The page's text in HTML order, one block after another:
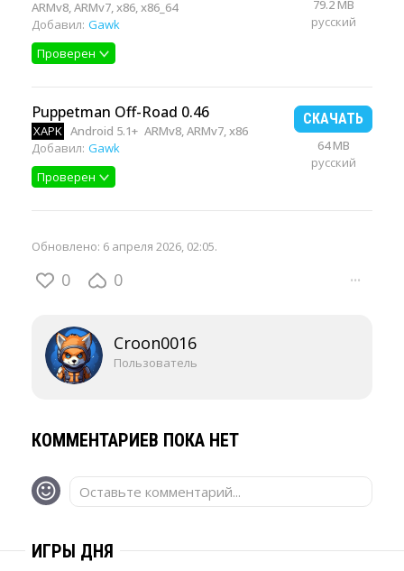
ARMv8, ARMv7, x86, x86_64
Добавил: Gawk
Проверен
79.2 MB
русский
Puppetman Off-Road 0.46
XAPK Android 5.1+ ARMv8, ARMv7, x86
Добавил: Gawk
Проверен
СКАЧАТЬ
64 MB
русский
Обновлено: 6 апреля 2026, 02:05.
0 0 ···
Croon0016
Пользователь
КОММЕНТАРИЕВ ПОКА НЕТ
Оставьте комментарий...
ИГРЫ ДНЯ